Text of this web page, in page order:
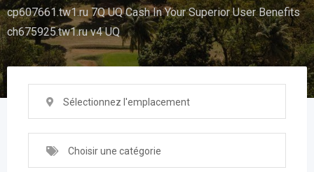
cp607661.tw1.ru 7Q UQ Cash In Your Superior User Benefits
ch675925.tw1.ru v4 UQ
Sélectionnez l'emplacement
Choisir une catégorie